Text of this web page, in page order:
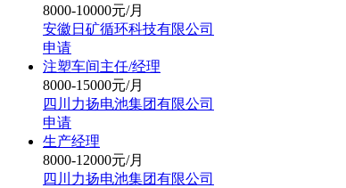
8000-10000元/月
安徽日矿循环科技有限公司
申请
注塑车间主任/经理
8000-15000元/月
四川力扬电池集团有限公司
申请
生产经理
8000-12000元/月
四川力扬电池集团有限公司